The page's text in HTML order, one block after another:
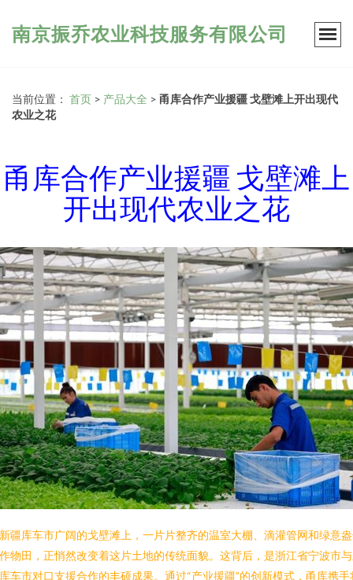
南京振乔农业科技服务有限公司
当前位置： 首页 > 产品大全 > 甬库合作产业援疆 戈壁滩上开出现代
农业之花
甬库合作产业援疆 戈壁滩上
开出现代农业之花
疆库车市广阔的戈壁滩上，一片片整齐的温室大棚、滴灌管网和绿意
物田，正悄然改变着这片土地的传统面貌。这背后，是浙江省宁波市
车市对口支援合作的丰硕成果。通过“产业援疆”的创新模式，甬库携手